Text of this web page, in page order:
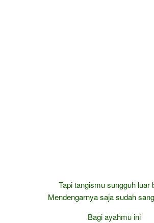
Tapi tangismu sungguh luar
Mendengarnya saja sudah
Bagi ayahmu ini